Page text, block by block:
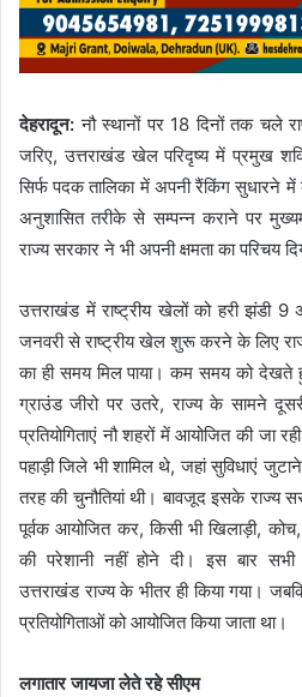
देहरादून:नौ स्थानों पर 18 दिनों तक
जरिए, उत्तराखंड खेल परिदृष्य में प्रमुख
सिर्फ पदक तालिका में अपनी रैंकिंग सुधारने
अनुशासित तरीके से सम्पन्न कराने पर
राज्य सरकार ने भी अपनी क्षमता का परिचय
उत्तराखंड में राष्ट्रीय खेलों को हरी झंडी
जनवरी से राष्ट्रीय खेल शुरू करने के लिए
का ही समय मिल पाया। कम समय को देखते
ग्राउंड जीरो पर उतरे, राज्य के सामने
प्रतियोगिताएं नौ शहरों में आयोजित की जा
पहाड़ी जिले भी शामिल थे, जहां सुविधाएं
तरह की चुनौतियां थी। बावजूद इसके
पूर्वक आयोजित कर, किसी भी खिलाड़ी,
की परेशानी नहीं होने दी। इस बार
उत्तराखंड राज्य के भीतर ही किया गया।
प्रतियोगिताओं को आयोजित किया जाता था।
लगातार जायजा लेते रहे सीएम